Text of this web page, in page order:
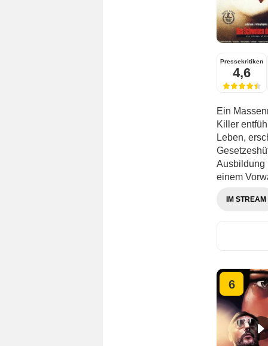
Pressekritiken
4,6
Ein
Killer
Leben,
Ausbildung
einem
IM STREAM
6